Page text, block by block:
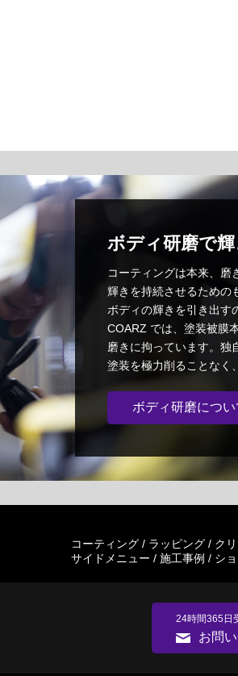
ボディ研磨で
コーティングは本来、磨
輝きを持続させるための
ボディの輝きを引き出す
COARZ では、塗装被膜
磨きに拘っています。独
塗装を極力削ることなく
ボディ研磨につい
コーティング / ラッピング / ク
サイドメニュー / 施工事例 / シ
24時間365日
お問